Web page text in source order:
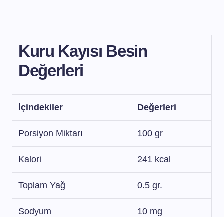
Kuru Kayısı Besin
Değerleri
İçindekiler Değerleri
Porsiyon Miktarı 100 gr
Kalori 241 kcal
Toplam Yağ 0.5 gr.
Sodyum 10 mg